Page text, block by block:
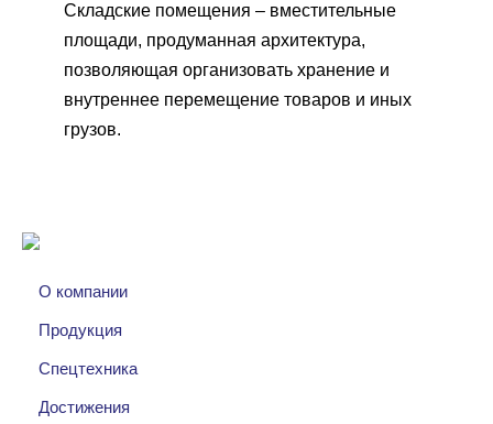
Складские помещения – вместительные
площади, продуманная архитектура,
позволяющая организовать хранение и
внутреннее перемещение товаров и иных
грузов.
О компании
Продукция
Спецтехника
Достижения